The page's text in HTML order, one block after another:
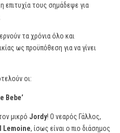
επιτυχία τους σημάδεψε για
τα χρόνια όλο και
ως προϋπόθεση για να γίνει
οι:
Bebe’
μικρό Jordy! Ο νεαρός Γάλλος,
Lemoine, ίσως είναι ο πιο διάσημος